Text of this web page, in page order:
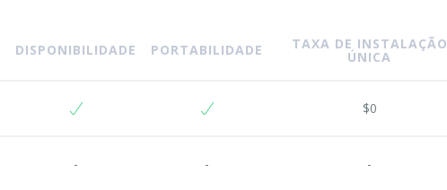
DISPONIBILIDADE PORTABILIDADE TAXA DE INSTALAÇÃO
ÚNICA
$0
- - -